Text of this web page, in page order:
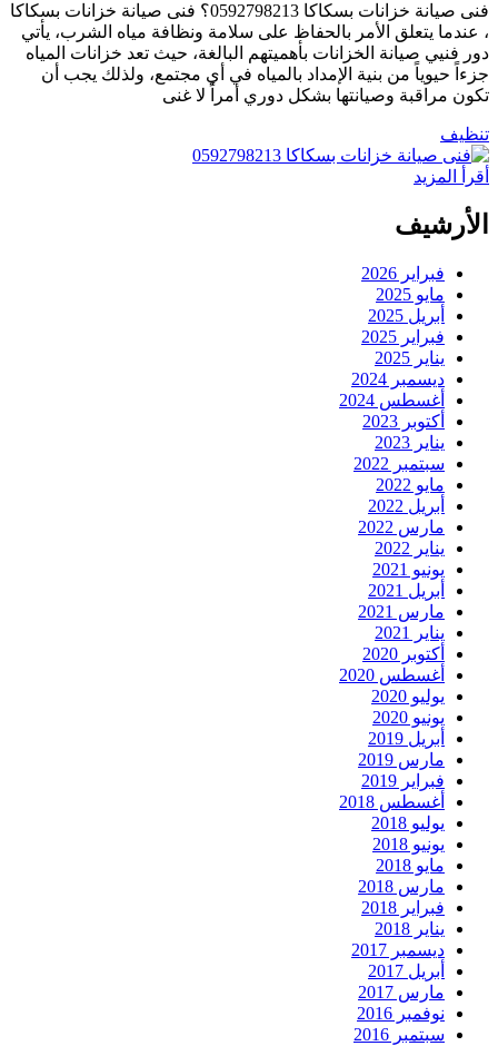
فنى صيانة خزانات بسكاكا 0592798213؟ فنى صيانة خزانات بسكاكا
، عندما يتعلق الأمر بالحفاظ على سلامة ونظافة مياه الشرب، يأتي
دور فنيي صيانة الخزانات بأهميتهم البالغة، حيث تعد خزانات المياه
جزءاً حيوياً من بنية الإمداد بالمياه في أي مجتمع، ولذلك يجب أن
تكون مراقبة وصيانتها بشكل دوري أمراً لا غنى
تنظيف
أقرأ المزيد
الأرشيف
فبراير 2026
مايو 2025
أبريل 2025
فبراير 2025
يناير 2025
ديسمبر 2024
أغسطس 2024
أكتوبر 2023
يناير 2023
سبتمبر 2022
مايو 2022
أبريل 2022
مارس 2022
يناير 2022
يونيو 2021
أبريل 2021
مارس 2021
يناير 2021
أكتوبر 2020
أغسطس 2020
يوليو 2020
يونيو 2020
أبريل 2019
مارس 2019
فبراير 2019
أغسطس 2018
يوليو 2018
يونيو 2018
مايو 2018
مارس 2018
فبراير 2018
يناير 2018
ديسمبر 2017
أبريل 2017
مارس 2017
نوفمبر 2016
سبتمبر 2016